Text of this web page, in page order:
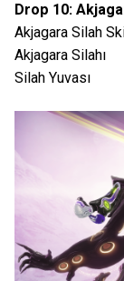
Drop 10:
Akjagara Silah
Akjagara Silahı
Silah Yuvası